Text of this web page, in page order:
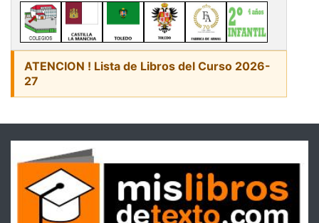
ATENCION ! Lista de Libros del Curso 2026-
27